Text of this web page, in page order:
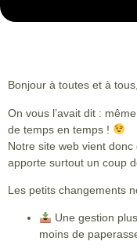
Bonjour à toutes et à tous,
On vous l’avait dit :
de temps en temps !
Notre site web vient
apporte surtout un coup
Les petits changements
Une gestion
moins de